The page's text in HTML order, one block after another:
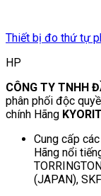
Thiết bị đo thứ tự
HP
CÔNG TY TNHH
phân phối độc
chính Hãng
Cung cấp
Hãng nổi
(JAPAN),